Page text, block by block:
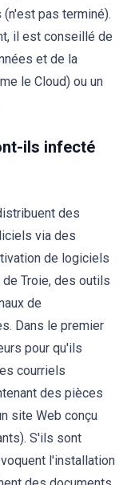
pas terminé).
il est conseillé de
et de la
le Cloud) ou un
ils infecté
des
via des
de logiciels
Troie, des outils
de
Dans le premier
pour qu'ils
courriels
des pièces
site Web conçu
S'ils sont
l'installation